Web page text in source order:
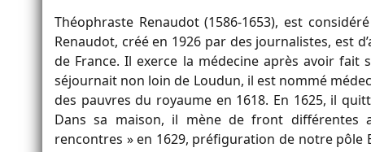
Théophraste Renaudot (1586-1653), est
Renaudot, créé en 1926 par des journalistes, est
de France. Il exerce la médecine après avoir fait
séjournait non loin de Loudun, il est nommé
des pauvres du royaume en 1618. En 1625, il
Dans sa maison, il mène de front différentes
rencontres » en 1629, préfiguration de notre pôle